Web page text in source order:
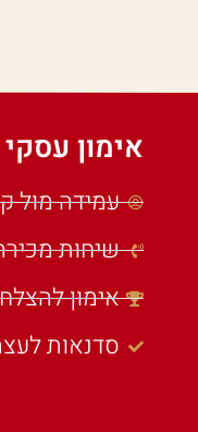
אימון עסקי
עמידה מול
שיחות
אימון
סדנאות